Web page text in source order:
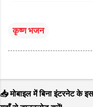
कृष्ण भजन
📥 मोबाइल में बिना इंटरनेट के